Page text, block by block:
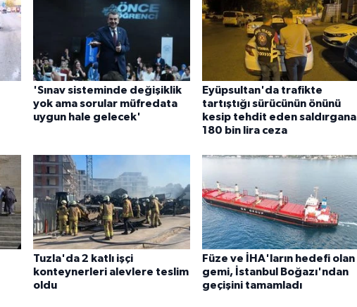
'Sınav sisteminde değişiklik
yok ama sorular müfredata
uygun hale gelecek'
Eyüpsultan'da trafikte
tartıştığı sürücünün önünü
kesip tehdit eden saldırgana
180 bin lira ceza
Tuzla'da 2 katlı işçi
konteynerleri alevlere teslim
oldu
Füze ve İHA'ların hedefi olan
gemi, İstanbul Boğazı'ndan
geçişini tamamladı